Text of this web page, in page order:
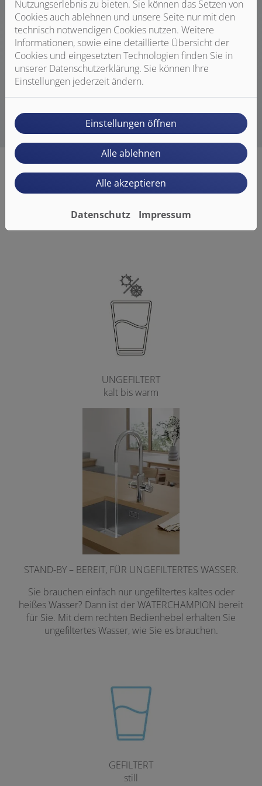
Moderne Küchen setzen auf Klarheit – der
WATERCHAMPION folgt diesem Prinzip. Er ersetzt gleich
mehrere Geräte: Wasserkocher, Filterkanne, Sprudler.
Das schafft Platz, reduziert den Stromverbrauch und
sorgt für eine aufgeräumte Optik. Weniger ist hier
wirklich mehr. Mehr Komfort. Mehr Design. Mehr
Freiheit.
ÜBERBLICK
UNGEFILTERT
kalt bis warm
STAND-BY – BEREIT, FÜR UNGEFILTERTES WASSER.
Sie brauchen einfach nur ungefiltertes kaltes oder
heißes Wasser? Dann ist der WATERCHAMPION bereit
für Sie. Mit dem rechten Bedienhebel erhalten Sie
ungefiltertes Wasser, wie Sie es brauchen.
GEFILTERT
still
Nutzungserlebnis zu bieten. Sie können das Setzen von
Cookies auch ablehnen und unsere Seite nur mit den
technisch notwendigen Cookies nutzen. Weitere
Informationen, sowie eine detaillierte Übersicht der
Cookies und eingesetzten Technologien finden Sie in
unserer Datenschutzerklärung. Sie können Ihre
Einstellungen jederzeit ändern.
Einstellungen öffnen
Alle ablehnen
Alle akzeptieren
Datenschutz Impressum